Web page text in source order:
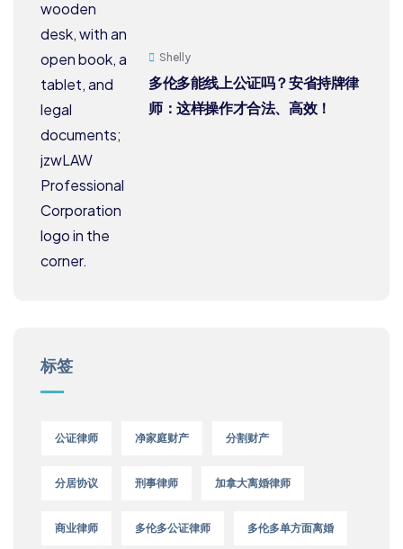
Shelly
多伦多能线上公证吗？安省持牌律
师：这样操作才合法、高效！
标签
公证律师 净家庭财产 分割财产
分居协议 刑事律师 加拿大离婚律师
商业律师 多伦多公证律师 多伦多单方面离婚